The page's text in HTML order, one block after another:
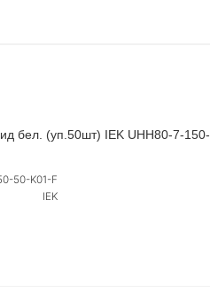
бел. (уп.50шт) IEK UHH80-7-150-
50-K01-F
IEK